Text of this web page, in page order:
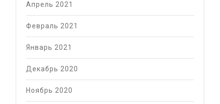
Апрель 2021
Февраль 2021
Январь 2021
Декабрь 2020
Ноябрь 2020